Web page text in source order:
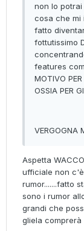
non lo
cosa che mi
fatto
fottutissimo
features
MOTIVO
OSSIA PER
VERGOGNA
Aspetta
ufficiale non
rumor.......fatto
sono i rumor
grandi che
gliela comprerà